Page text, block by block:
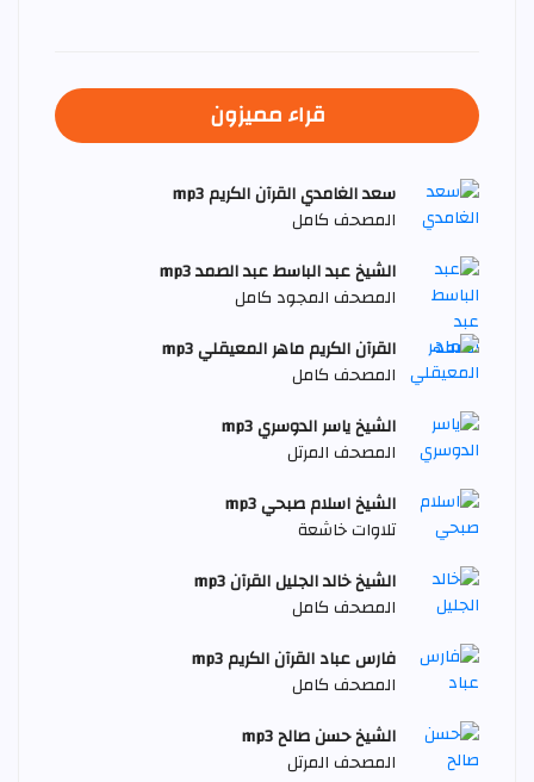
قراء مميزون
سعد الغامدي القرآن الكريم mp3
المصحف كامل
الشيخ عبد الباسط عبد الصمد mp3
المصحف المجود كامل
القرآن الكريم ماهر المعيقلي mp3
المصحف كامل
الشيخ ياسر الدوسري mp3
المصحف المرتل
الشيخ اسلام صبحي mp3
تلاوات خاشعة
الشيخ خالد الجليل القرآن mp3
المصحف كامل
فارس عباد القرآن الكريم mp3
المصحف كامل
الشيخ حسن صالح mp3
المصحف المرتل